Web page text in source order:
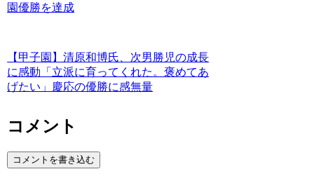
園優勝を達成
【甲子園】清原和博氏、次男勝児の成長
に感動「立派に育ってくれた。褒めてあ
げたい」慶応の優勝に感無量
コメント
コメントを書き込む